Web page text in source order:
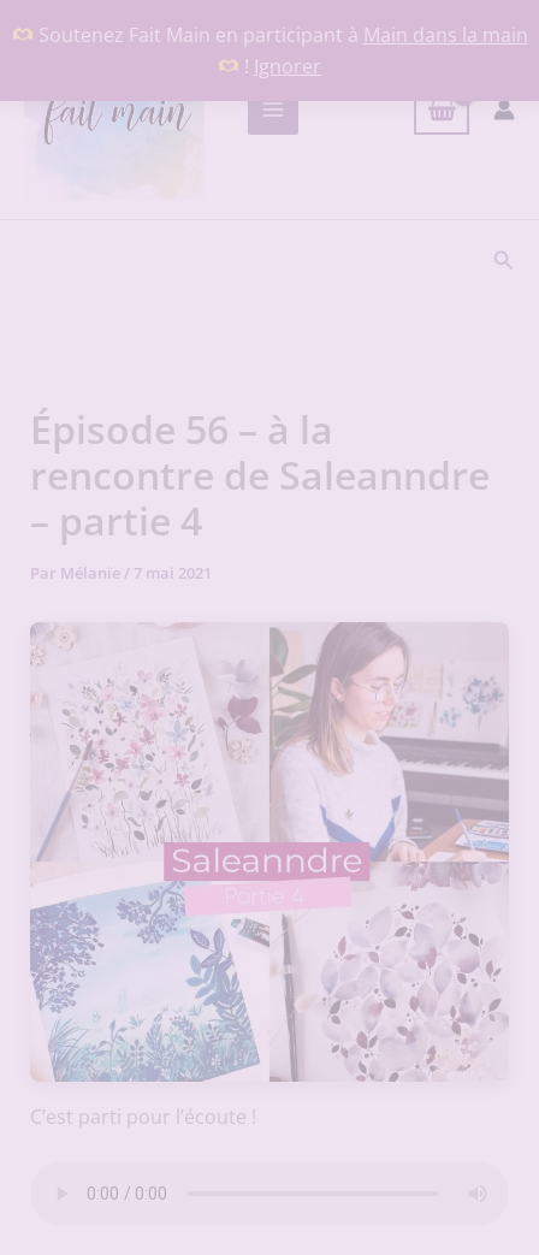
Soutenez Fait Main en participant à Main dans la main
! Ignorer
au
Épisode 56 – à la
rencontre de Saleanndre
– partie 4
Par Mélanie/ 7 mai 2021
C’est parti pour l’écoute !